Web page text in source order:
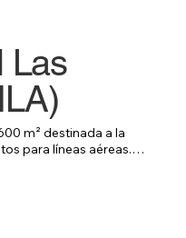
Las
m² destinada a la
para líneas aéreas. El
aeroportuario,
sanitarios y
al sector